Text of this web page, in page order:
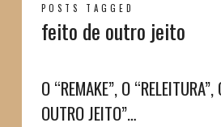
POSTS TAGGED
feito de outro jeito
O “REMAKE”, O “RELEITURA”,
OUTRO JEITO”…